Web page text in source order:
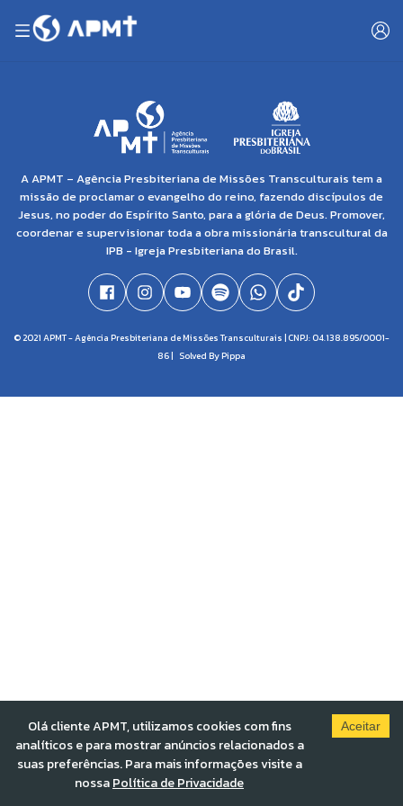
A APMT – Agência Presbiteriana de Missões Transculturais tem a
missão de proclamar o evangelho do reino, fazendo discípulos de
Jesus, no poder do Espírito Santo, para a glória de Deus. Promover,
coordenar e supervisionar toda a obra missionária transcultural da
IPB - Igreja Presbiteriana do Brasil.
© 2021 APMT - Agência Presbiteriana de Missões Transculturais | CNPJ: 04.138.895/0001-
86 | Solved By Pippa
Olá cliente APMT, utilizamos cookies com fins
analíticos e para mostrar anúncios relacionados a
suas preferências. Para mais informações visite a
nossaPolítica de Privacidade
Aceitar